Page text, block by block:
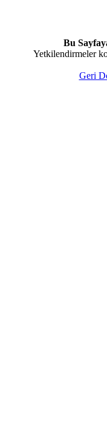
Bu
Yetkilendirmeler
Geri